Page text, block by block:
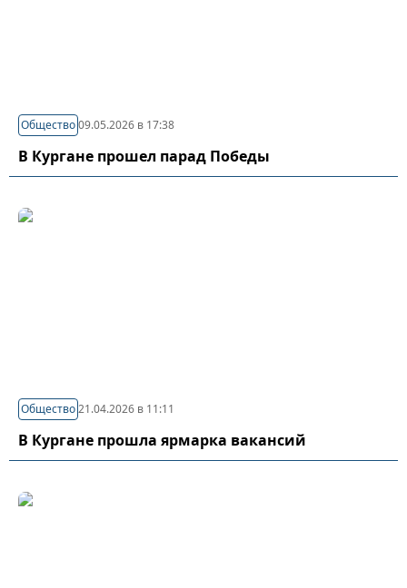
Общество09.05.2026 в 17:38
В Кургане прошел парад Победы
Общество21.04.2026 в 11:11
В Кургане прошла ярмарка вакансий